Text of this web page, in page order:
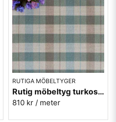
RUTIGA MÖBELTYGER
Rutig möbeltyg turkos ekobomull - Lovisa Ruta nr.361
810 kr / meter